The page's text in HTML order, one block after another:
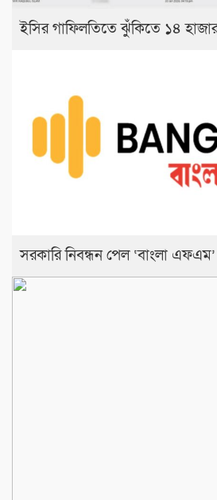
ইসির গাফিলতিতে ঝুঁকিতে ১৪
সরকারি নিবন্ধন পেল ‘বাংলা এফএম’